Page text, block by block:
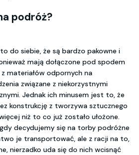
podróż?
do siebie, że są bardzo pakowne i
mają dołączone pod spodem
z materiałów odpornych na
związane z niekorzystnymi
Jednak ich minusem jest to, że
konstrukcję z tworzywa sztucznego
niż to co już zostało ułożone.
decydujemy się na torby podróżne
je transportować, ale z racji na to,
nierzadko uda się do nich wcisnąć